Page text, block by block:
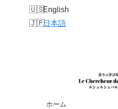
English
日本語
ホーム